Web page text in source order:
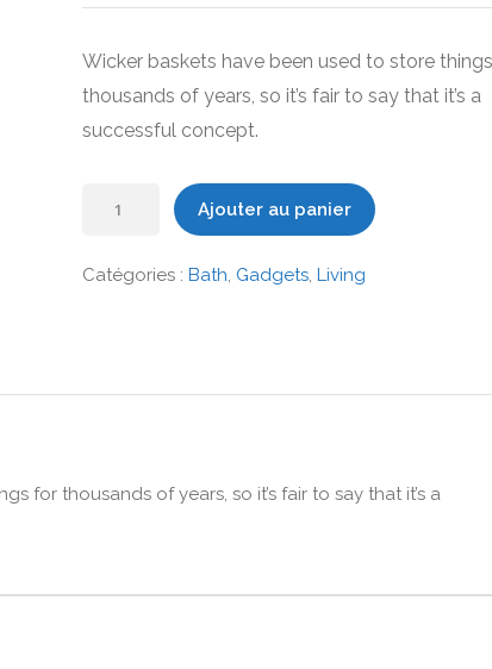
initial
était :
49,00 €.
actuel
est :
39,00 €.
Wicker baskets have been used to store
thousands of years, so it’s fair to say that it’s a
successful concept.
Ajouter au panier
Catégories : Bath, Gadgets, Living
for thousands of years, so it’s fair to say that it’s a